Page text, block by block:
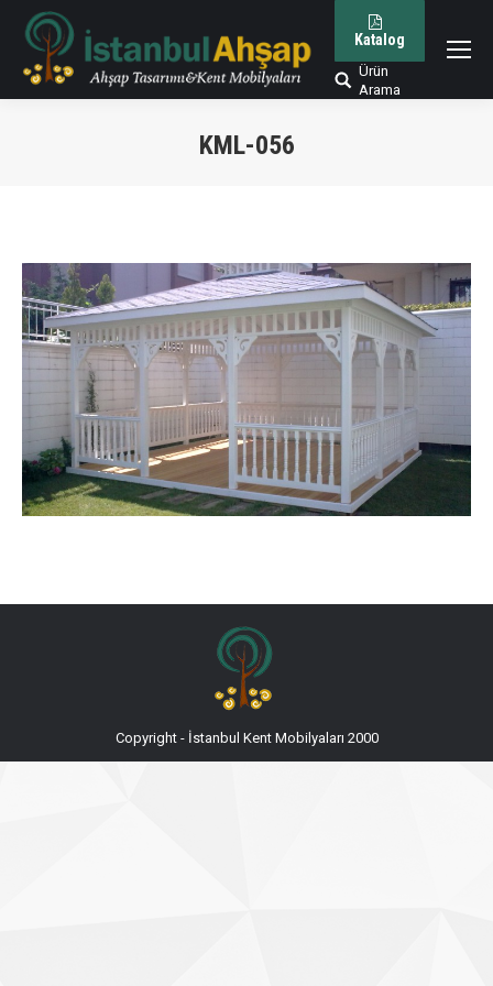
Katalog
Arama:
Ürün
Arama
KML-056
Copyright - İstanbul Kent Mobilyaları 2000